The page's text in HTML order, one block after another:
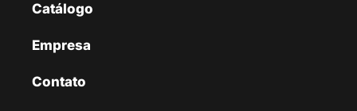
Catálogo
Empresa
Contato